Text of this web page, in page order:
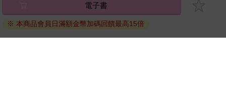
電子書
※ 本商品會員日滿額金幣加碼回饋最高15倍